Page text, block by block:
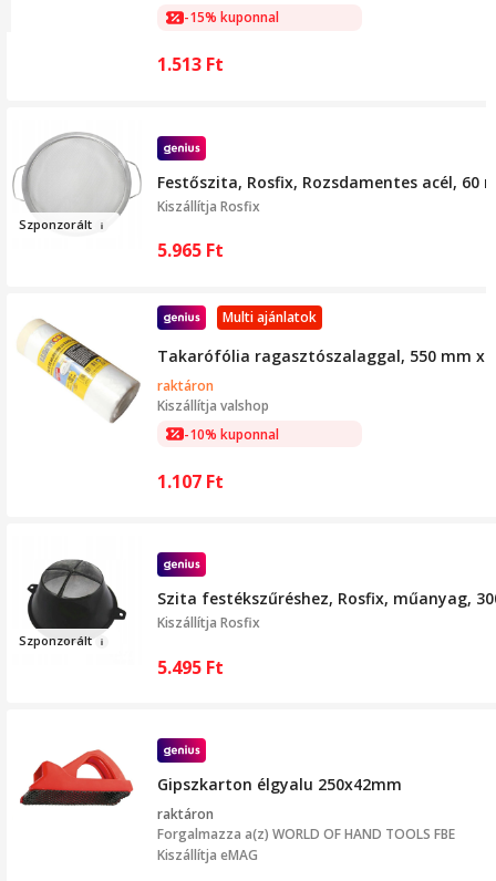
-15% kuponnal
1.513 Ft
Szponzorált
Festőszita, Rosfix, Rozsdamentes acél, 60
Kiszállítja Rosfix
5.965 Ft
Multi ajánlatok
Takarófólia ragasztószalaggal, 550 mm x
raktáron
Kiszállítja valshop
-10% kuponnal
1.107 Ft
Szponzorált
Szita festékszűréshez, Rosfix, műanyag,
Kiszállítja Rosfix
5.495 Ft
Gipszkarton élgyalu 250x42mm
raktáron
Forgalmazza a(z) WORLD OF HAND TOOLS FBE
Kiszállítja eMAG